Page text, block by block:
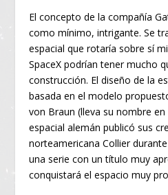
El concepto de la compañía
como mínimo, intrigante. Se
espacial que rotaría sobre sí
SpaceX podrían tener mucho
construcción. El diseño de la
basada en el modelo
von Braun (lleva su nombre
espacial alemán publicó sus
norteamericana Collier
una serie con un título muy
conquistará el espacio muy